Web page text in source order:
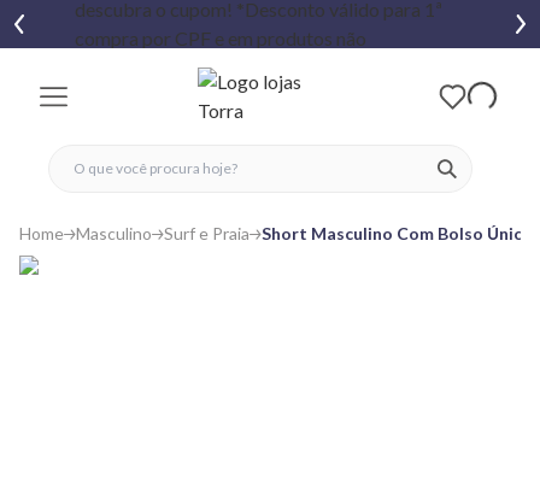
ver
fechar menu
fechar menu
favoritos
Home Masculino Surf e Praia Short Masculino Com Bolso Único